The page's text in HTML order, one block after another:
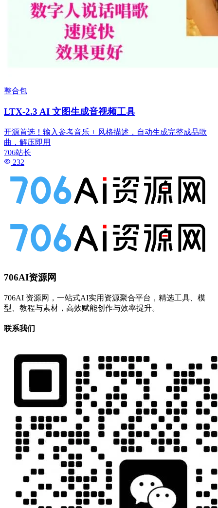
整合包
LTX-2.3 AI 文图生成音视频工具
开源首选！输入参考音乐 + 风格描述，自动生成完整成品歌
曲，解压即用
706站长
232
706AI资源网
706AI 资源网，一站式AI实用资源聚合平台，精选工具、模
型、教程与素材，高效赋能创作与效率提升。
联系我们